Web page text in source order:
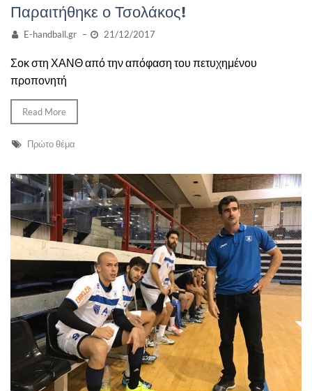
Παραιτήθηκε ο Τσολάκος!
E-handball.gr – 21/12/2017
Σοκ στη ΧΑΝΘ από την απόφαση του πετυχημένου
προπονητή
Read More
Πρώτο θέμα